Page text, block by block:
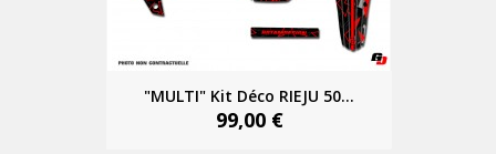
"MULTI" Kit Déco RIEJU 50...
99,00 €